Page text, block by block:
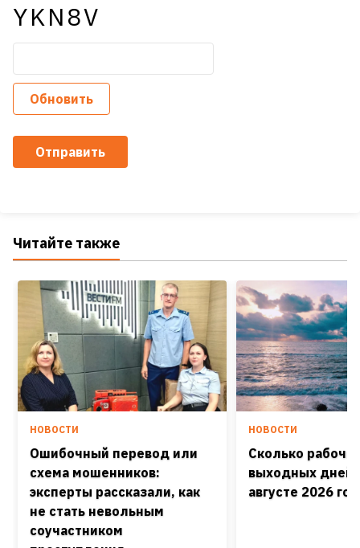
YKN8V
Обновить
Отправить
Читайте также
НОВОСТИ
Ошибочный перевод или
схема мошенников:
эксперты рассказали, как
не стать невольным
соучастником
НОВОСТИ
Сколько
выходных дней
августе 2026